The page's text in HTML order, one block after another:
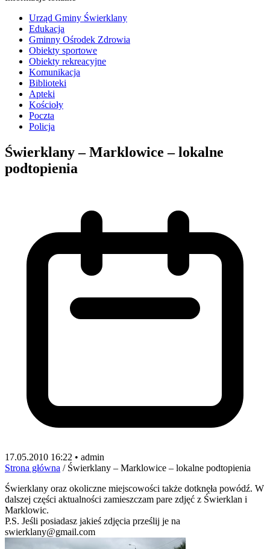
Urząd Gminy Świerklany
Edukacja
Gminny Ośrodek Zdrowia
Obiekty sportowe
Obiekty rekreacyjne
Komunikacja
Biblioteki
Apteki
Kościoły
Poczta
Policja
Świerklany – Marklowice – lokalne
podtopienia
17.05.2010 16:22 • admin
Strona główna / Świerklany – Marklowice – lokalne podtopienia
Świerklany oraz okoliczne miejscowości także dotknęła powódź. W
dalszej części aktualności zamieszczam pare zdjęć z Świerklan i
Marklowic.
P.S. Jeśli posiadasz jakieś zdjęcia prześlij je na
swierklany@gmail.com